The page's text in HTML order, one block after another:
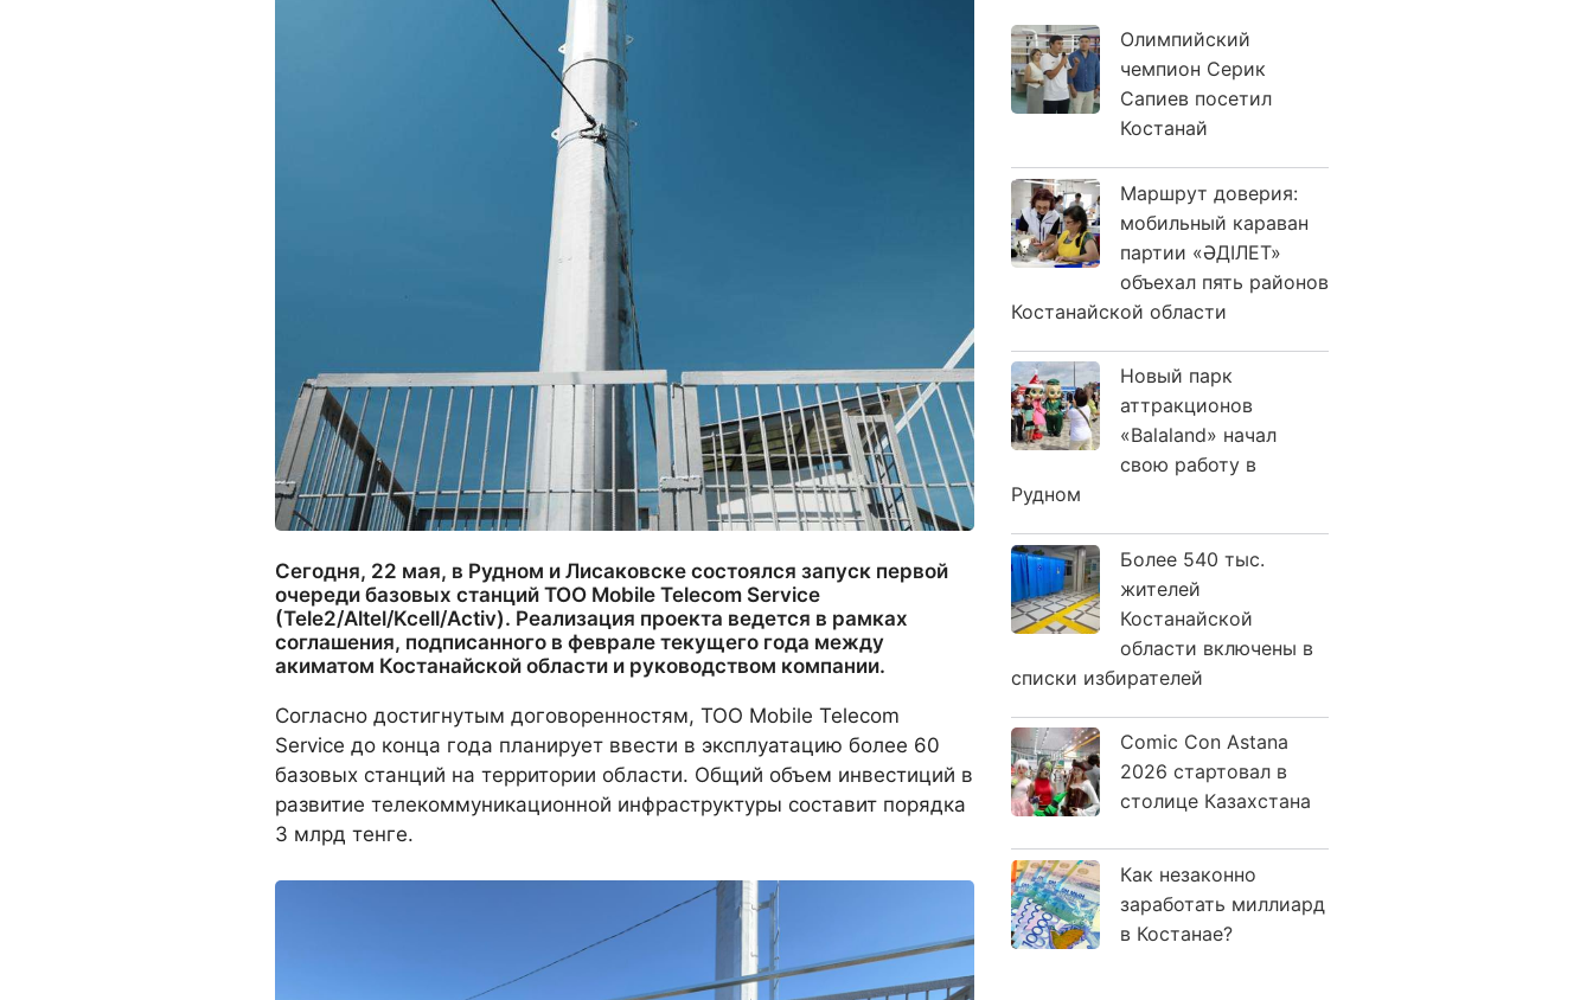
Сегодня, 22 мая, в Рудном и Лисаковске состоялся запуск первой
очереди базовых станций ТОО Mobile Telecom Service
(Tele2/Altel/Kcell/Activ). Реализация проекта ведется в рамках
соглашения, подписанного в феврале текущего года между
акиматом Костанайской области и руководством компании.
Согласно достигнутым договоренностям, ТОО Mobile Telecom
Service до конца года планирует ввести в эксплуатацию более 60
базовых станций на территории области. Общий объем инвестиций в
развитие телекоммуникационной инфраструктуры составит порядка
3 млрд тенге.
Олимпийский
чемпион Серик
Сапиев посетил
Костанай
Маршрут доверия:
мобильный караван
партии «ӘДІЛЕТ»
объехал пять районов
Костанайской области
Новый парк
аттракционов
«Balaland» начал
свою работу в
Рудном
Более 540 тыс.
жителей
Костанайской
области включены в
списки избирателей
Comic Con Astana
2026 стартовал в
столице Казахстана
Как незаконно
заработать миллиард
в Костанае?